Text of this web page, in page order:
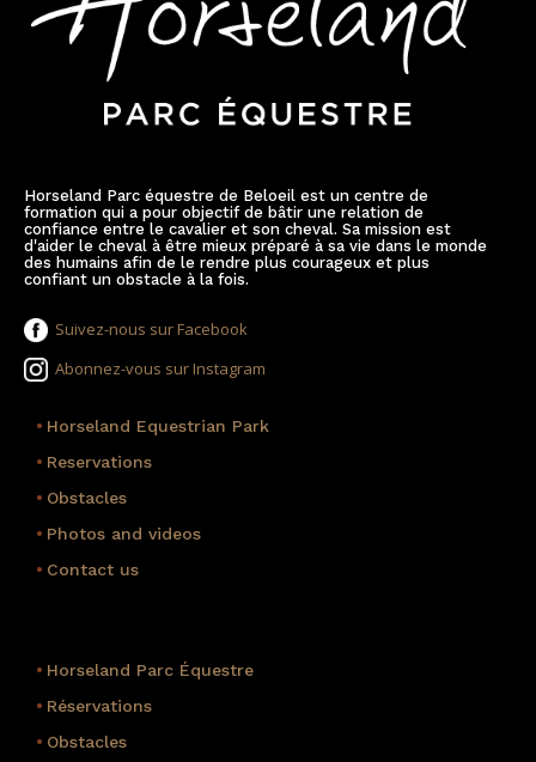
Horseland Parc équestre de Beloeil est un centre de
formation qui a pour objectif de bâtir une relation de
confiance entre le cavalier et son cheval. Sa mission est
d'aider le cheval à être mieux préparé à sa vie dans le monde
des humains afin de le rendre plus courageux et plus
confiant un obstacle à la fois.
Suivez-nous sur Facebook
Abonnez-vous sur Instagram
• Horseland Equestrian Park
• Reservations
• Obstacles
• Photos and videos
• Contact us
• Horseland Parc Équestre
• Réservations
• Obstacles